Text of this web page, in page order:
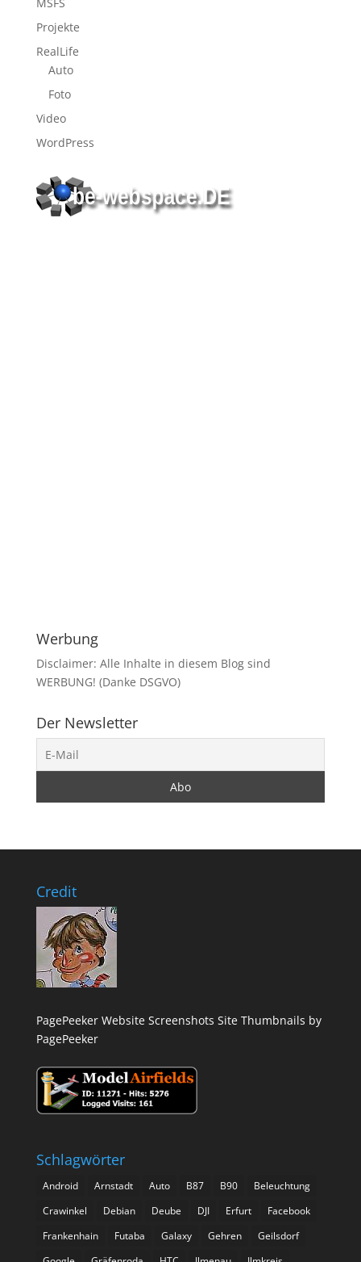
Projekte
RealLife
Auto
Foto
Video
WordPress
Werbung
Disclaimer: Alle Inhalte in diesem Blog sind
WERBUNG! (Danke DSGVO)
Der Newsletter
Credit
PagePeeker Website Screenshots Site Thumbnails by
PagePeeker
Schlagwörter
Android Arnstadt Auto B87 B90
Beleuchtung
Crawinkel
Debian Deube DJI Erfurt
Facebook
Frankenhain
Futaba Galaxy Gehren
Geilsdorf